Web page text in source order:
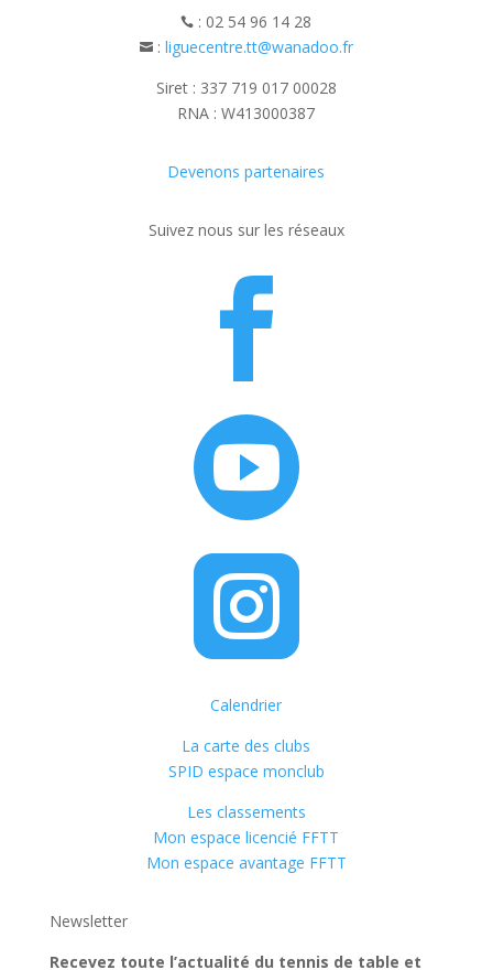
 : 02 54 96 14 28
: liguecentre.tt@wanadoo.fr
Siret : 337 719 017 00028
RNA : W413000387
Devenons partenaires
Suivez nous sur les réseaux



Calendrier
La carte des clubs
SPID espace monclub
Les classements
Mon espace licencié FFTT
Mon espace avantage FFTT
Newsletter
Recevez toute l’actualité du tennis de table et